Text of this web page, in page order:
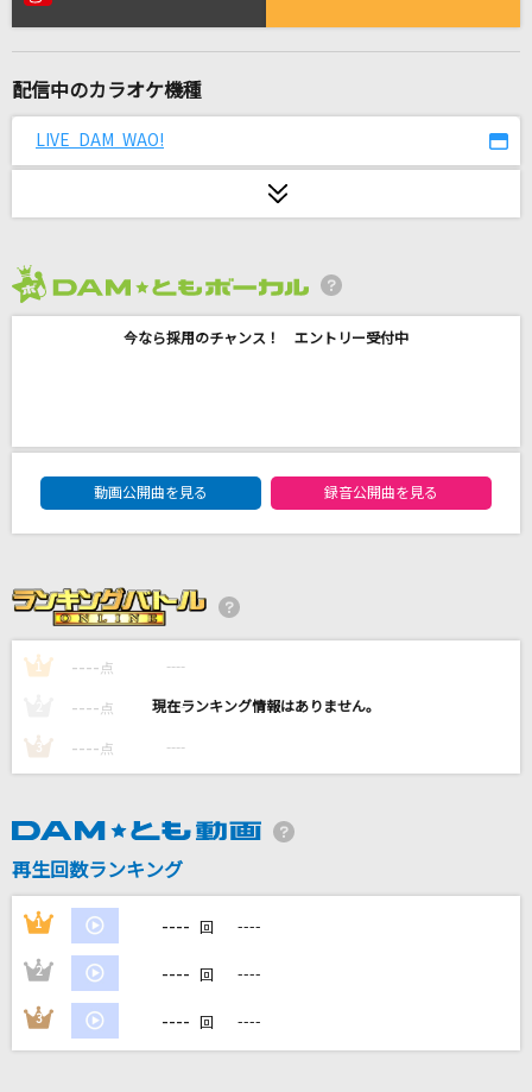
[生音]君の知らない物語
秒針 Re:time
ORIGINAL LOVE
トリノコシティ
日向電工
Journey through the Decade
GACKT(Gackt)
若者のすべて
加藤ミリヤ
カラオケ最新情報をチェック！
配信中のカラオケ機種
LIVE DAM WAO!
今なら採用のチャンス！ エントリー受付中
DAM★ともボーカルエントリーランキング
動画公開曲を見る
録音公開曲を見る
1 ---- 点 ----
---- 点 ----
3 ---- 点 ----
再生回数ランキング
1 ---- 回 ----
2 ---- 回 ----
3 ---- 回 ----